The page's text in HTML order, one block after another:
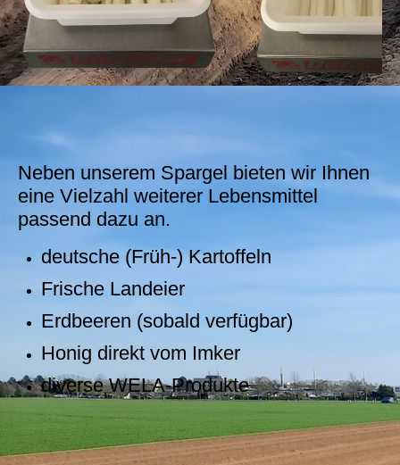
Neben unserem Spargel bieten wir Ihnen
eine Vielzahl weiterer Lebensmittel
passend dazu an.
deutsche (Früh-) Kartoffeln
Frische Landeier
Erdbeeren (sobald verfügbar)
Honig direkt vom Imker
diverse WELA-Produkte